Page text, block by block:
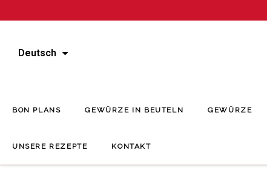
Deutsch
BON PLANS GEWÜRZE IN BEUTELN GEWÜRZE
UNSERE REZEPTE KONTAKT